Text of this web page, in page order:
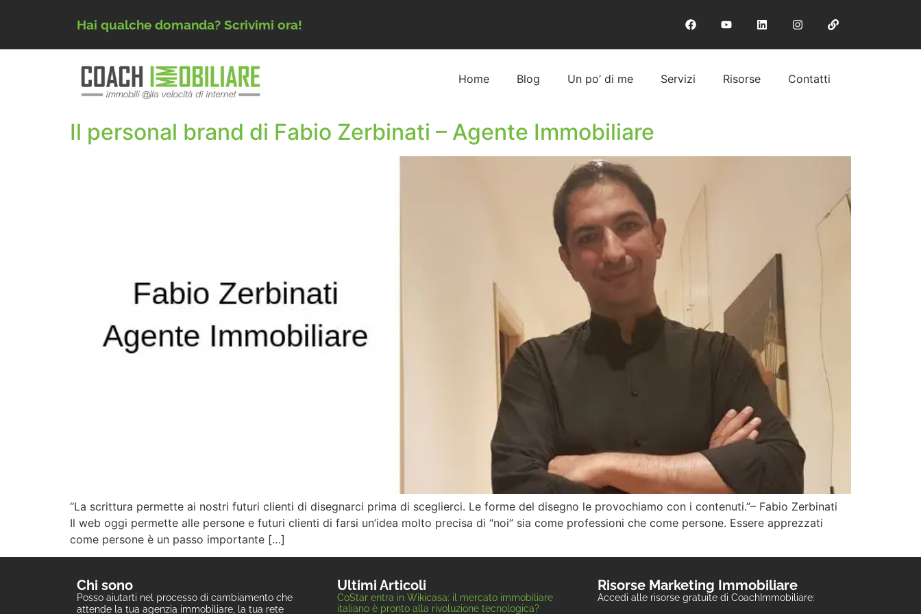
Hai qualche domanda? Scrivimi ora!
Home Blog Un po’ di me Servizi Risorse Contatti
Il personal brand di Fabio Zerbinati – Agente Immobiliare
“La scrittura permette ai nostri futuri clienti di disegnarci prima di sceglierci. Le forme del disegno le provochiamo con i contenuti.”– Fabio Zerbinati
Il web oggi permette alle persone e futuri clienti di farsi un’idea molto precisa di “noi” sia come professioni che come persone. Essere apprezzati
come persone è un passo importante […]
Chi sono
Posso aiutarti nel processo di cambiamento che
attende la tua agenzia immobiliare, la tua rete
Ultimi Articoli
CoStar entra in Wikicasa: il mercato immobiliare
italiano è pronto alla rivoluzione tecnologica?
Risorse Marketing Immobiliare
Accedi alle risorse gratuite di CoachImmobiliare: